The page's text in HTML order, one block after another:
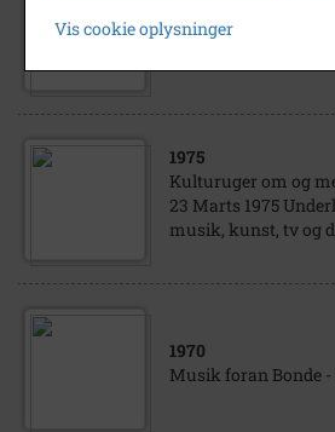
musik. (Lignende
1975
Kulturuger om og
23 Marts 1975
musik, kunst, tv og
1970
Musik foran Bonde
Vis cookie oplysninger